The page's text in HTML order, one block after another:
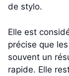
de stylo.
Elle est
précise que
souvent un
rapide. Elle